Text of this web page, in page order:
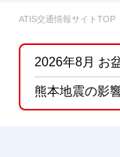
ATIS交通情報サイトTOP
2026年8月 お
熊本地震の影